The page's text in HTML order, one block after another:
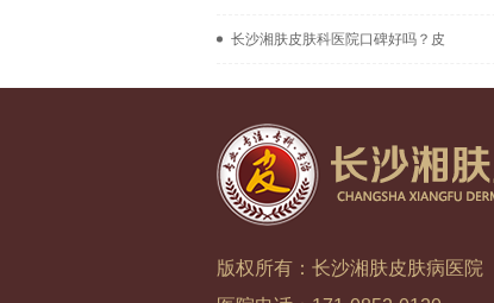
长沙湘肤皮肤科医院口碑好吗？皮
版权所有：长沙湘肤皮肤病医院